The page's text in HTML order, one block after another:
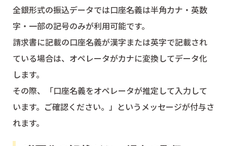
全銀形式の振込データでは口座名義は半角カナ・英数
字・一部の記号のみが利用可能です。
請求書に記載の口座名義が漢字または英字で記載され
ている場合は、オペレータがカナに変換してデータ化
します。
その際、「口座名義をオペレータが推定して入力して
います。ご確認ください。」というメッセージが付与さ
れます。